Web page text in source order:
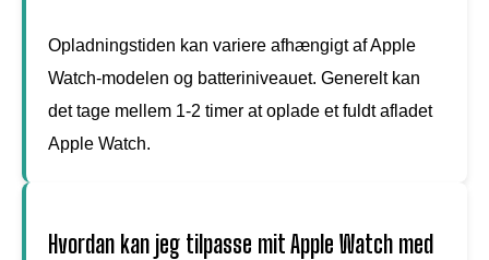
Opladningstiden kan variere afhængigt af Apple
Watch-modelen og batteriniveauet. Generelt kan
det tage mellem 1-2 timer at oplade et fuldt afladet
Apple Watch.
Hvordan kan jeg tilpasse mit Apple Watch med